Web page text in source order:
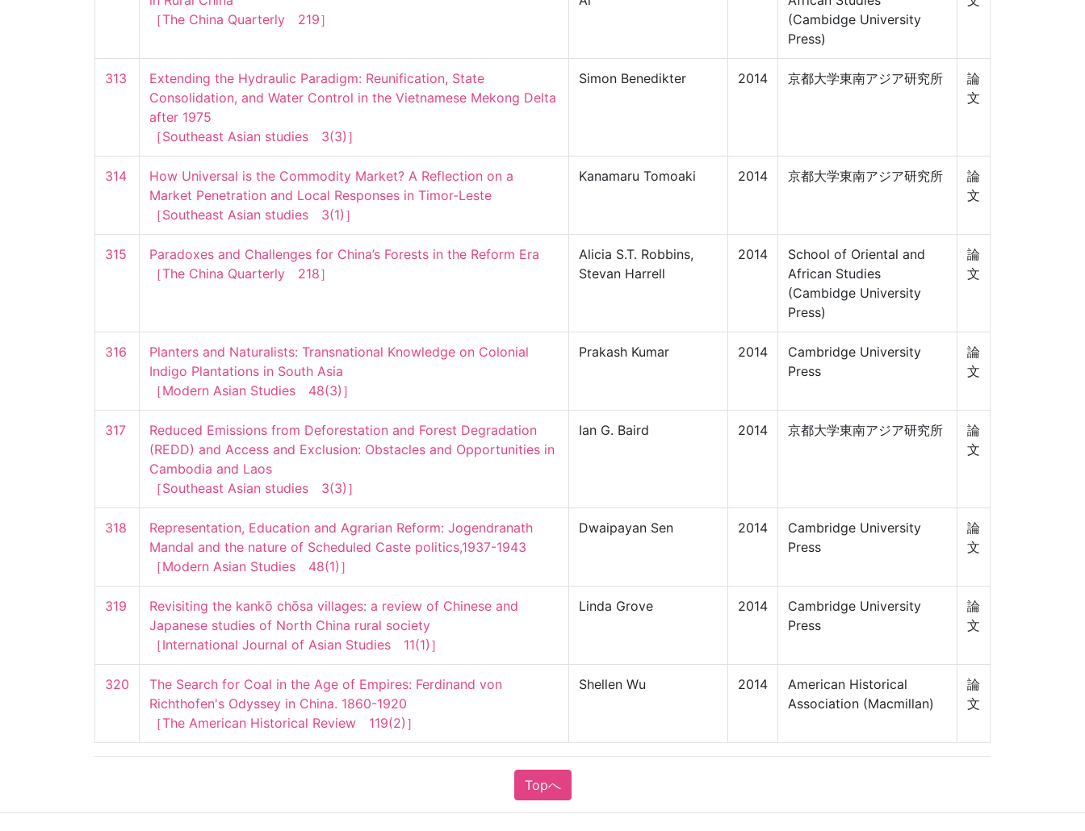
［The China Quarterly　219］
(Cambidge University
Press)
313
Extending the Hydraulic Paradigm: Reunification, State
Consolidation, and Water Control in the Vietnamese Mekong Delta
after 1975
［Southeast Asian studies　3(3)］
Simon Benedikter 2014 京都大学東南アジア研究所
論
文
314
How Universal is the Commodity Market? A Reflection on a
Market Penetration and Local Responses in Timor-Leste
［Southeast Asian studies　3(1)］
Kanamaru Tomoaki 2014 京都大学東南アジア研究所
論
文
315
Paradoxes and Challenges for China’s Forests in the Reform Era
［The China Quarterly　218］
Alicia S.T. Robbins,
Stevan Harrell
2014
School of Oriental and
African Studies
(Cambidge University
Press)
論
文
316
Planters and Naturalists: Transnational Knowledge on Colonial
Indigo Plantations in South Asia
［Modern Asian Studies　48(3)］
Prakash Kumar 2014
Cambridge University
Press
論
文
317
Reduced Emissions from Deforestation and Forest Degradation
(REDD) and Access and Exclusion: Obstacles and Opportunities in
Cambodia and Laos
［Southeast Asian studies　3(3)］
Ian G. Baird 2014 京都大学東南アジア研究所
論
文
318
Representation, Education and Agrarian Reform: Jogendranath
Mandal and the nature of Scheduled Caste politics,1937-1943
［Modern Asian Studies　48(1)］
Dwaipayan Sen 2014
Cambridge University
Press
論
文
319
Revisiting the kankō chōsa villages: a review of Chinese and
Japanese studies of North China rural society
［International Journal of Asian Studies　11(1)］
Linda Grove 2014
Cambridge University
Press
論
文
320
The Search for Coal in the Age of Empires: Ferdinand von
Richthofen's Odyssey in China. 1860-1920
［The American Historical Review　119(2)］
Shellen Wu 2014
American Historical
Association (Macmillan)
論
文
Topへ